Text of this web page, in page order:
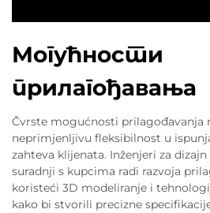
Могућности
прилагођавања
Čvrste mogućnosti prilagođavanja
neprimjenljivu fleksibilnost u
zahteva klijenata. Inženjeri za
suradnji s kupcima radi razvoja
koristeći 3D modeliranje i
kako bi stvorili precizne